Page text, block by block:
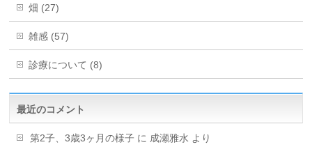
畑 (27)
雑感 (57)
診療について (8)
最近のコメント
第2子、3歳3ヶ月の様子 に 成瀬雅水 より